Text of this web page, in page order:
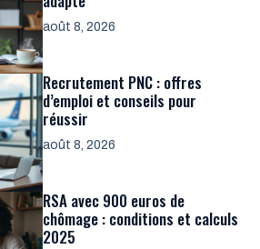
août 8, 2026
Recrutement PNC : offres
d’emploi et conseils pour
réussir
août 8, 2026
RSA avec 900 euros de
chômage : conditions et calculs
2025